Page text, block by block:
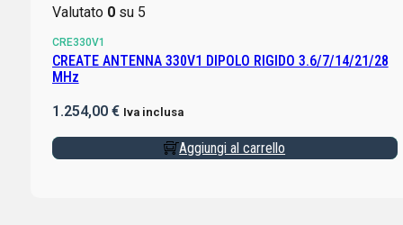
Valutato 0su 5
CRE330V1
CREATE ANTENNA 330V1 DIPOLO RIGIDO 3.6/7/14/21/28
MHz
1.254,00 € Iva inclusa
Aggiungi al carrello